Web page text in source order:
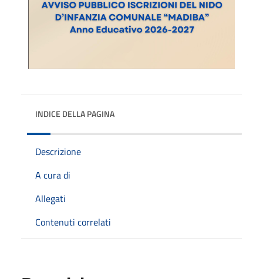
INDICE DELLA PAGINA
Descrizione
A cura di
Allegati
Contenuti correlati